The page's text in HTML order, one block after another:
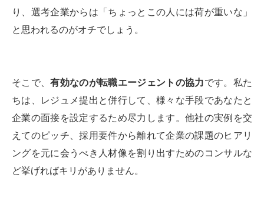
り、選考企業からは「ちょっとこの人には荷が重いな」
と思われるのがオチでしょう。
そこで、有効なのが転職エージェントの協力です。私た
ちは、レジュメ提出と併行して、様々な手段であなたと
企業の面接を設定するため尽力します。他社の実例を交
えてのピッチ、採用要件から離れて企業の課題のヒアリ
ングを元に会うべき人材像を割り出すためのコンサルな
ど挙げればキリがありません。